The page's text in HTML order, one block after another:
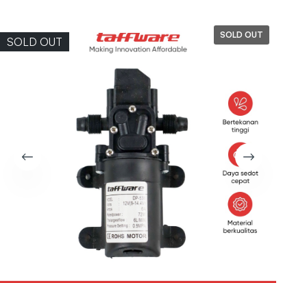
SOLD OUT
SOLD OUT